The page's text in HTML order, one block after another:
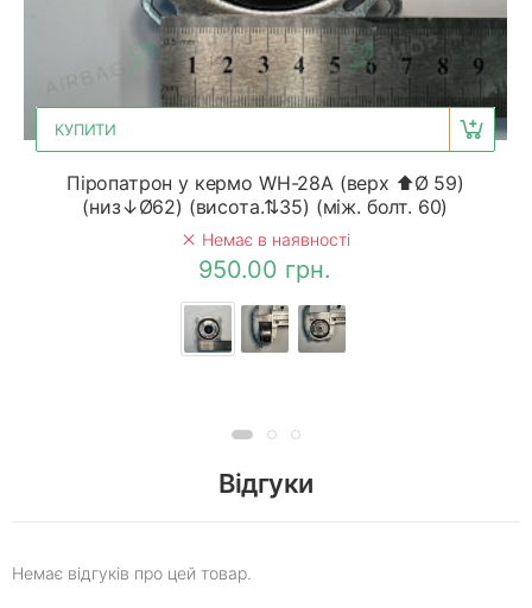
КУПИТИ
Піропатрон у кермо WH-28A (верх ⬆Ø 59)
(низ↓Ø62) (висота.⇅35) (між. болт. 60)
Немає в наявності
950.00 грн.
Відгуки
Немає відгуків про цей товар.